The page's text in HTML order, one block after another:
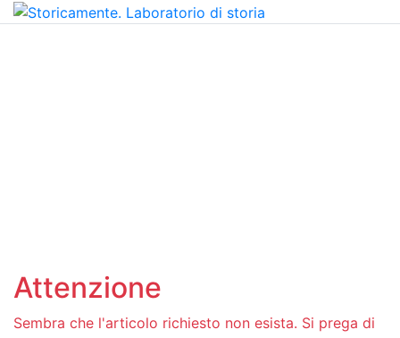
Attenzione
Sembra che l'articolo richiesto non esista. Si prega di